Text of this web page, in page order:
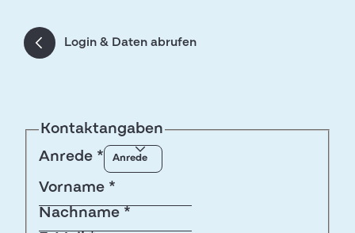
Login & Daten abrufen
Kontaktangaben
Anrede *
Vorname *
Nachname *